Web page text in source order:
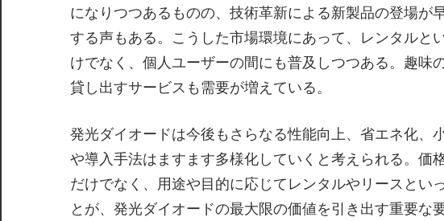
になりつつあるものの、技術革新による新製品の登場が
する声もある。こうした市場環境にあって、レンタルと
けでなく、個人ユーザーの間にも普及しつつある。趣味
貸し出すサービスも需要が増えている。
発光ダイオードは今後もさらなる性能向上、省エネ化、
や導入手法はますます多様化していくと考えられる。価
だけでなく、用途や目的に応じてレンタルやリースとい
とが、発光ダイオードの最大限の価値を引き出す重要な